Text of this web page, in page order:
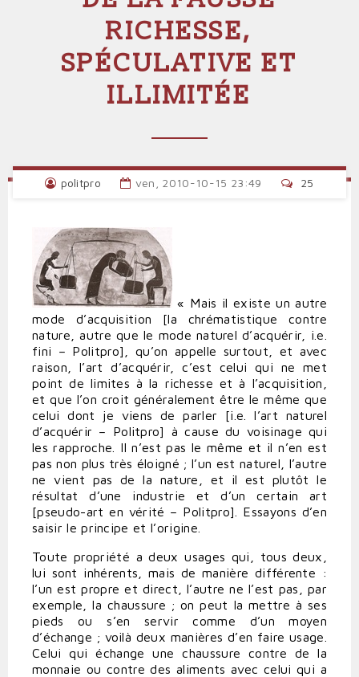
RICHESSE,
SPÉCULATIVE ET
ILLIMITÉE
politpro ven, 2010-10-15 23:49 25
« Mais il existe un autre
mode d’acquisition [la chrématistique contre
nature, autre que le mode naturel d’acquérir, i.e.
fini – Politpro], qu’on appelle surtout, et avec
raison, l’art d’acquérir, c’est celui qui ne met
point de limites à la richesse et à l’acquisition,
et que l’on croit généralement être le même que
celui dont je viens de parler [i.e. l’art naturel
d’acquérir – Politpro] à cause du voisinage qui
les rapproche. Il n’est pas le même et il n’en est
pas non plus très éloigné ; l’un est naturel, l’autre
ne vient pas de la nature, et il est plutôt le
résultat d’une industrie et d’un certain art
[pseudo-art en vérité – Politpro]. Essayons d’en
saisir le principe et l’origine.
Toute propriété a deux usages qui, tous deux,
lui sont inhérents, mais de manière différente :
l’un est propre et direct, l’autre ne l’est pas, par
exemple, la chaussure ; on peut la mettre à ses
pieds ou s’en servir comme d’un moyen
d’échange ; voilà deux manières d’en faire usage.
Celui qui échange une chaussure contre de la
monnaie ou contre des aliments avec celui qui a